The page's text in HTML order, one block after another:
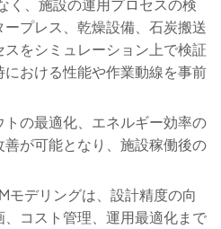
く、施設の運用プロセスの検
プレス、乾燥設備、石炭搬送
をシミュレーション上で検証
おける性能や作業動線を事前
の最適化、エネルギー効率の
が可能となり、施設稼働後の
モデリングは、設計精度の向
、コスト管理、運用最適化まで